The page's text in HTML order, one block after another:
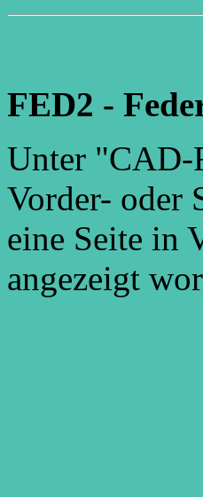
FED2 -
Unter "CAD-
Vorder- oder
eine Seite in
angezeigt